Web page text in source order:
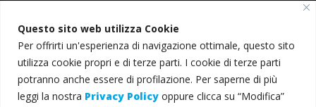
Questo sito web utilizza Cookie
Per offrirti un'esperienza di navigazione ottimale, questo sito
utilizza cookie propri e di terze parti. I cookie di terze parti
potranno anche essere di profilazione. Per saperne di più
leggi la nostra Privacy Policy oppure clicca su “Modifica”
71121 Foggia
T (+39) 0881 785 111
F (+39) 0881 774 634
consorzio@bonificacapitanata.it